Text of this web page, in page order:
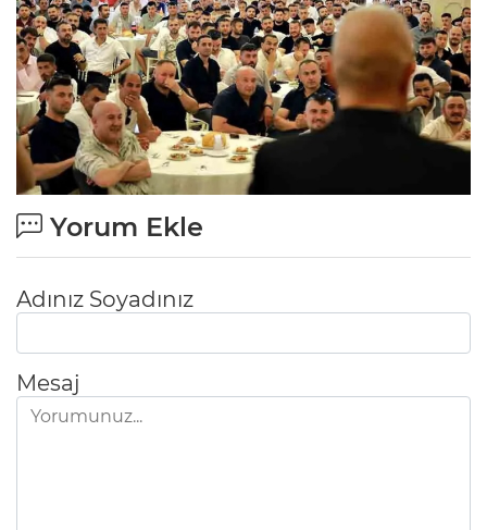
Yorum Ekle
Adınız Soyadınız
Mesaj